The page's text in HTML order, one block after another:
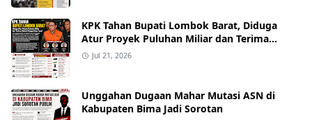
KPK Tahan Bupati Lombok Barat, Diduga
Atur Proyek Puluhan Miliar dan Terima
Alphard hingga Uang Tunai
Jul 21, 2026
Unggahan Dugaan Mahar Mutasi ASN di
Kabupaten Bima Jadi Sorotan